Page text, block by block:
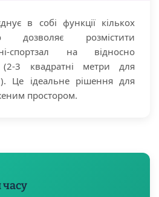
в собі функції кількох
дозволяє розмістити
спортзал на відносно
3 квадратні метри для
Це ідеальне рішення для
простором.
часу